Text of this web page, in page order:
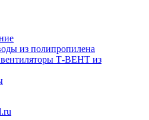
из полипропилена
вентиляторы Т-ВЕНТ из